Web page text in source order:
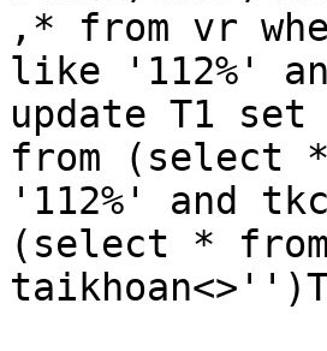
,* from vr
like '112%'
update T1 set
from (select
'112%' and
(select * from